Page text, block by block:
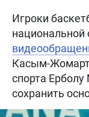
Игроки
национальной
Касым-
спорта
сохранить